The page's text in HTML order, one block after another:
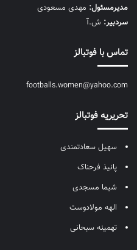
مديرمسئول: مهدی مسعودی
سردبیر: ش.آ
تماس با فوتبالز
footballs.women@yahoo.com
تحریریه فوتبالز
سهیل سعادتمندی
پانیذ فرحناک
شیما مسجدی
الهه مولادوست
تهمینه سبحانی